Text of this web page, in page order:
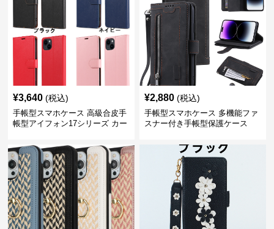
¥3,640 (税込)
手帳型スマホケース 高級合皮手
帳型アイフォン17シリーズ カー
¥2,880 (税込)
手帳型スマホケース 多機能ファ
スナー付き手帳型保護ケース